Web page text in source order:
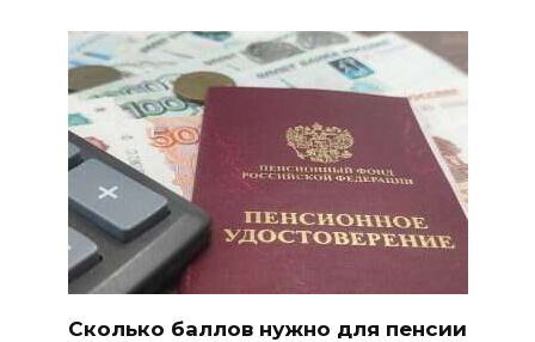
Сколько баллов нужно для пенсии